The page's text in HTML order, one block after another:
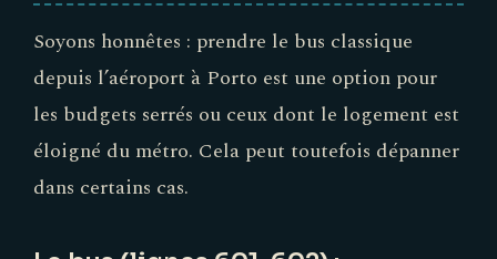
Soyons honnêtes : prendre le bus classique
depuis l’aéroport à Porto est une option pour
les budgets serrés ou ceux dont le logement est
éloigné du métro. Cela peut toutefois dépanner
dans certains cas.